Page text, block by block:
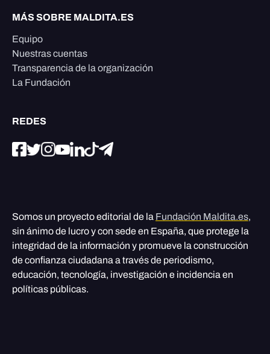
MÁS SOBRE MALDITA.ES
Equipo
Nuestras cuentas
Transparencia de la organización
La Fundación
REDES
Somos un proyecto editorial de la Fundación Maldita.es,
sin ánimo de lucro y con sede en España, que protege la
integridad de la información y promueve la construcción
de confianza ciudadana a través de periodismo,
educación, tecnología, investigación e incidencia en
políticas públicas.